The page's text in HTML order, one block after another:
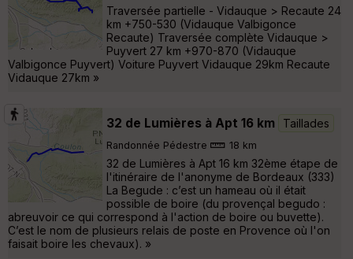
Traversée partielle - Vidauque > Recaute 24
km +750-530 (Vidauque Valbigonce
Recaute) Traversée complète Vidauque >
Puyvert 27 km +970-870 (Vidauque
Valbigonce Puyvert) Voiture Puyvert Vidauque 29km Recaute
Vidauque 27km »
32 de Lumières à Apt 16 km Taillades
Randonnée Pédestre 18 km
32 de Lumières à Apt 16 km 32ème étape de
l'itinéraire de l'anonyme de Bordeaux (333)
La Begude : c’est un hameau où il était
possible de boire (du provençal begudo :
abreuvoir ce qui correspond à l'action de boire ou buvette).
C’est le nom de plusieurs relais de poste en Provence où l'on
faisait boire les chevaux). »